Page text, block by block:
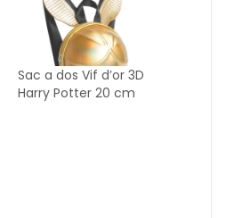
Sac a dos Vif d’or 3D
Harry Potter 20 cm